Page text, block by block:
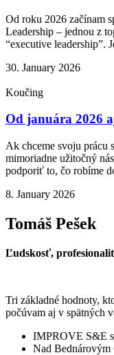
Od roku 2026 začínam
Leadership – jednou z
“executive leadership”.
30. January 2026
Koučing
Od januára 2026
Ak chceme svoju
mimoriadne užitočný
podporiť to, čo robíme
8. January 2026
Tomáš Pešek
Ľudskosť,
Tri základné hodnoty,
počúvam aj v spätných
IMPROVE S&E
Nad Bednárovým